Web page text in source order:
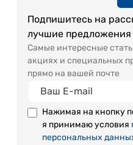
Метакремниевая
Общая
СО2 природный –
Ph – 5,12
До истечения срока
всех необходимых
возможно ее
небольшого осадка,
содержанием
сказывается на
Подпишитесь на
лучшие предложения
Самые интересные
акциях и специальных
прямо на вашей почте
Нажимая на кнопку
я принимаю условия
персональных